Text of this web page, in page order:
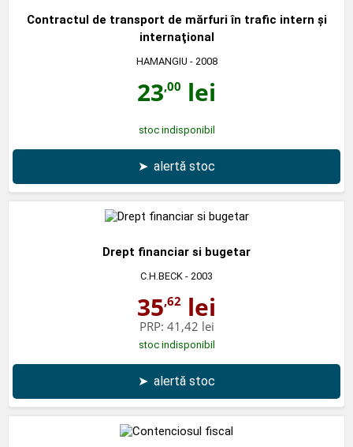
Contractul de transport de mărfuri în trafic intern şi
internaţional
HAMANGIU - 2008
23,00 lei
stoc indisponibil
➤ alertă stoc
Drept financiar si bugetar
C.H.BECK - 2003
35,62 lei
PRP: 41,42 lei
stoc indisponibil
➤ alertă stoc